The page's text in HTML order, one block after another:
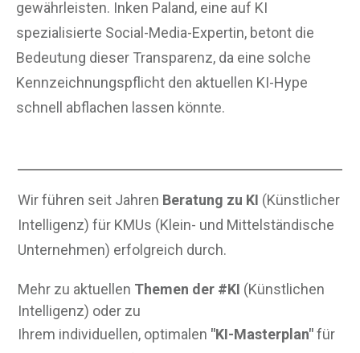
gewährleisten. Inken Paland, eine auf KI
spezialisierte Social-Media-Expertin, betont die
Bedeutung dieser Transparenz, da eine solche
Kennzeichnungspflicht den aktuellen KI-Hype
schnell abflachen lassen könnte.
Wir führen seit Jahren Beratung zu KI (Künstlicher
Intelligenz) für KMUs (Klein- und Mittelständische
Unternehmen) erfolgreich durch.
Mehr zu aktuellen Themen der #KI (Künstlichen
Intelligenz) oder zu
Ihrem individuellen, optimalen "KI-Masterplan"für